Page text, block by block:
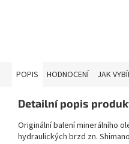
POPIS HODNOCENÍ JAK
Detailní popis
Originální balení minerálního
hydraulických brzd zn.